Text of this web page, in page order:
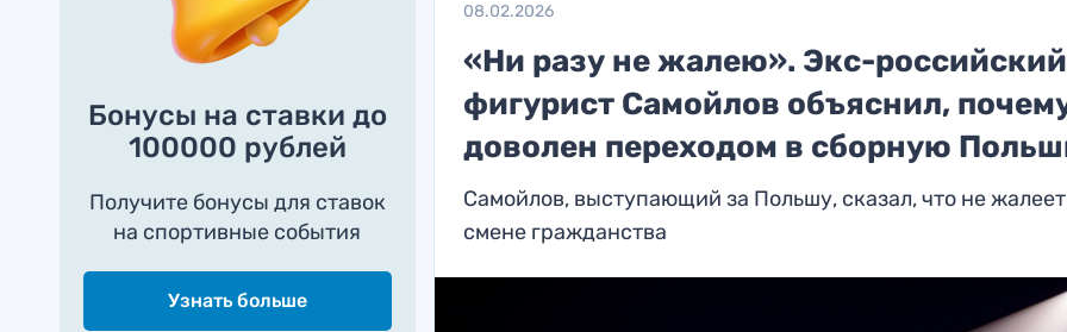
Бонусы на ставки до
100000 рублей
Получите бонусы для ставок
на спортивные события
Узнать больше
08.02.2026
«Ни разу не жалею». Экс-российский
фигурист Самойлов объяснил,
доволен переходом в сборную
Самойлов, выступающий за Польшу, сказал, что не
смене гражданства